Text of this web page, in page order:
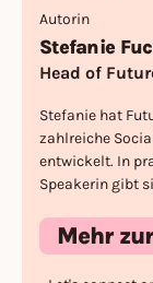
Autorin
Stefanie
Head of
Stefanie hat
zahlreiche
entwickelt. In
Speakerin gibt
Mehr